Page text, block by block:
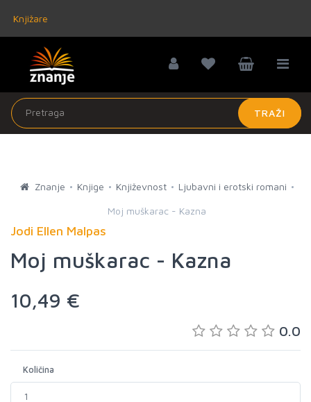
Knjižare
TRAŽI
Znanje Knjige Književnost Ljubavni i erotski romani
Moj muškarac - Kazna
Jodi Ellen Malpas
Moj muškarac - Kazna
10,49 €
0.0
Količina